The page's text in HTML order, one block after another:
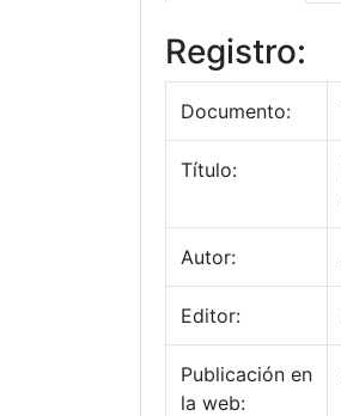
Registro:
Documento:
Título:
Autor:
Editor:
Publicación en
la web: